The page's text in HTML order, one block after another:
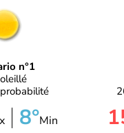
n°1
8°Min